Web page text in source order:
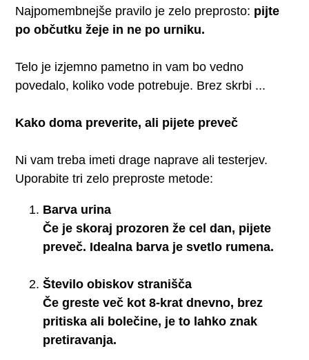
Najpomembnejše pravilo je zelo preprosto: pijte
po občutku žeje in ne po urniku.
Telo je izjemno pametno in vam bo vedno
povedalo, koliko vode potrebuje. Brez skrbi ...
Kako doma preverite, ali pijete preveč
Ni vam treba imeti drage naprave ali testerjev.
Uporabite tri zelo preproste metode:
Barva urina
Če je skoraj prozoren že cel dan, pijete
preveč. Idealna barva je svetlo rumena.
Število obiskov stranišča
Če greste več kot 8-krat dnevno, brez
pritiska ali bolečine, je to lahko znak
pretiravanja.